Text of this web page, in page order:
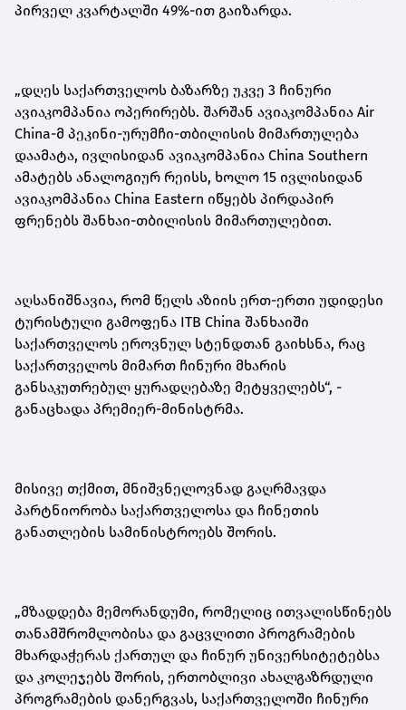
პირველ კვარტალში 49%-ით გაიზარდა.
„დღეს საქართველოს ბაზარზე უკვე 3 ჩინური
ავიაკომპანია ოპერირებს. შარშან ავიაკომპანია Air
China-მ პეკინი-ურუმჩი-თბილისის მიმართულება
დაამატა, ივლისიდან ავიაკომპანია China Southern
ამატებს ანალოგიურ რეისს, ხოლო 15 ივლისიდან
ავიაკომპანია China Eastern იწყებს პირდაპირ
ფრენებს შანხაი-თბილისის მიმართულებით.
აღსანიშნავია, რომ წელს აზიის ერთ-ერთი უდიდესი
ტურისტული გამოფენა ITB China შანხაიში
საქართველოს ეროვნულ სტენდთან გაიხსნა, რაც
საქართველოს მიმართ ჩინური მხარის
განსაკუთრებულ ყურადღებაზე მეტყველებს“, -
განაცხადა პრემიერ-მინისტრმა.
მისივე თქმით, მნიშვნელოვნად გაღრმავდა
პარტნიორობა საქართველოსა და ჩინეთის
განათლების სამინისტროებს შორის.
„მზადდება მემორანდუმი, რომელიც ითვალისწინებს
თანამშრომლობისა და გაცვლითი პროგრამების
მხარდაჭერას ქართულ და ჩინურ უნივერსიტეტებსა
და კოლეჯებს შორის, ერთობლივი ახალგაზრდული
პროგრამების დანერგვას, საქართველოში ჩინური